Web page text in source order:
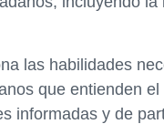
las habilidades
que entienden
informadas y de